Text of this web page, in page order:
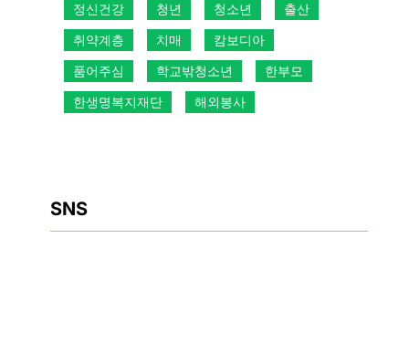
정신건강
청년 청소년
출산
취약계층
치매
캄보디아
품어주심
학교밖청소년
한부모
한생명복지재단
해외봉사
SNS